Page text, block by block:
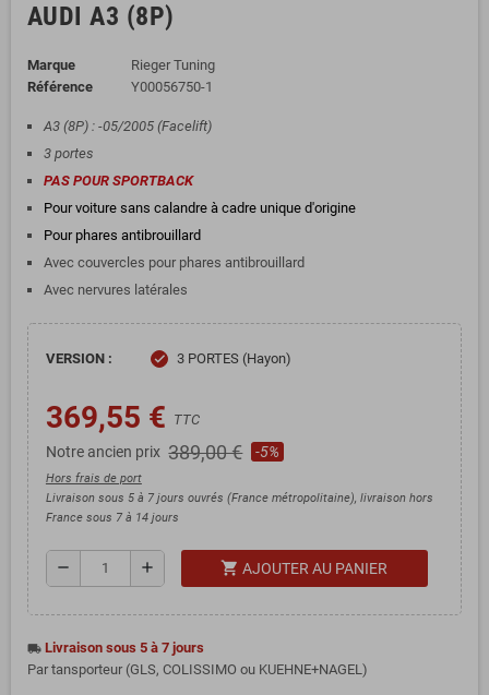
AUDI A3 (8P)
Marque
Rieger Tuning
Référence
Y00056750-1
A3 (8P) : -05/2005 (Facelift)
3 portes
PAS POUR SPORTBACK
Pour voiture sans calandre à cadre unique d'origine
Pour phares antibrouillard
Avec couvercles pour phares antibrouillard
Avec nervures latérales
VERSION : check 3 PORTES (Hayon)
369,55 € TTC
Notre ancien prix 389,00 € -5%
Hors frais de port
Livraison sous 5 à 7 jours ouvrés (France métropolitaine), livraison hors
France sous 7 à 14 jours
remove add shopping_cart AJOUTER AU PANIER
local_shipping Livraison sous 5 à 7 jours
Par tansporteur (GLS, COLISSIMO ou KUEHNE+NAGEL)